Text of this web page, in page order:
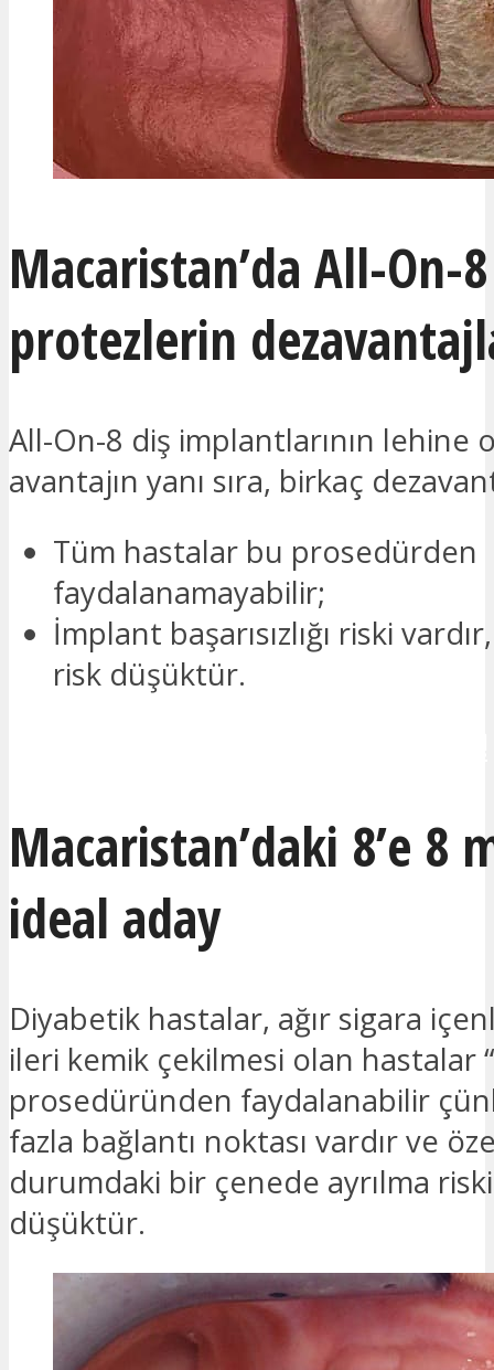
Macaristan’da All-On-8
protezlerin
All-On-8 diş implantlarının lehine
avantajın yanı sıra, birkaç
Tüm hastalar bu prosedürden
faydalanamayabilir;
İmplant başarısızlığı riski
risk düşüktür.
Macaristan’daki 8’e 8
ideal aday
Diyabetik hastalar, ağır sigara
ileri kemik çekilmesi olan hastalar
prosedüründen faydalanabilir
fazla bağlantı noktası vardır ve
durumdaki bir çenede ayrılma
düşüktür.